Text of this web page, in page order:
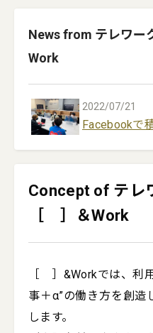
News from テレワ
Work
2022/07/21
Facebookで
Concept of テレ
［ ］＆Work
［　］&Workでは、利
事＋α”の働き方を創造
します。